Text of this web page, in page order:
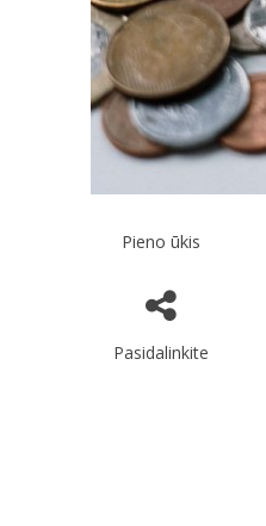
Pieno ūkis
Pasidalinkite